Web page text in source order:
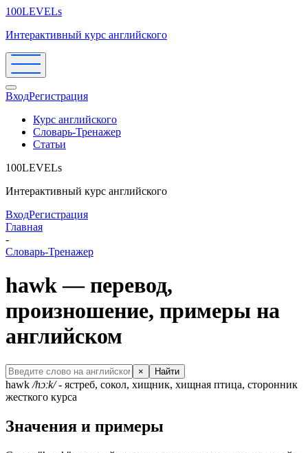
100LEVELs
Интерактивный курс английского
ВходРегистрация
Курс английского
Словарь-Тренажер
Статьи
100LEVELs
Интерактивный курс английского
ВходРегистрация
Главная
-
Словарь-Тренажер
hawk — перевод,
произношение, примеры на
английском
× Найти
hawk /hɔːk/- ястреб, сокол, хищник, хищная птица, сторонник
жесткого курса
Значения и примеры